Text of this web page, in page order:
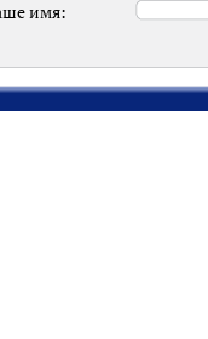
имя: